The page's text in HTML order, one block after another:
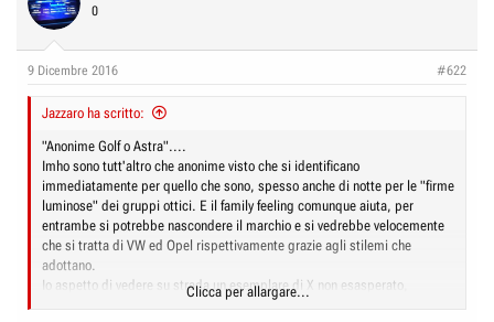
0
9 Dicembre 2016 #622
Jazzaro ha scritto:
"Anonime Golf o Astra"....
Imho sono tutt'altro che anonime visto che si identificano
immediatamente per quello che sono, spesso anche di notte per le "firme
luminose" dei gruppi ottici. E il family feeling comunque aiuta, per
entrambe si potrebbe nascondere il marchio e si vedrebbe velocemente
che si tratta di VW ed Opel rispettivamente grazie agli stilemi che
adottano.
Io aspetto di vedere su strada un esemplare di X non esasperato,
sperando che ve ne siano. Per ora il mio giudizio balla fra l'orrendo ed il
Clicca per allargare...